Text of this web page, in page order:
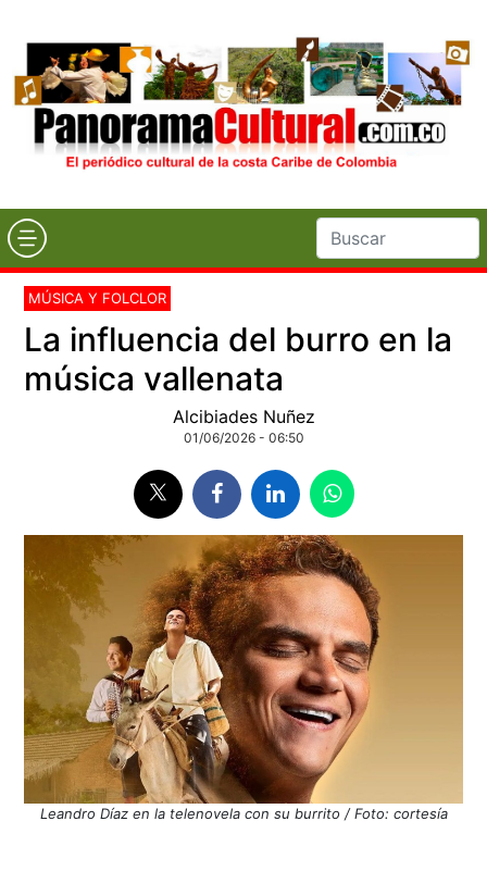
MÚSICA Y FOLCLOR
La influencia del burro en la
música vallenata
Alcibiades Nuñez
01/06/2026 - 06:50
Leandro Díaz en la telenovela con su burrito / Foto: cortesía